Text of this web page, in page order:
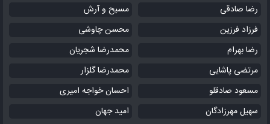
رضا صادقی
مسیح و آرش
فرزاد فرزین
محسن چاوشی
رضا بهرام
محمدرضا شجریان
مرتضی پاشایی
محمدرضا گلزار
مسعود صادقلو
احسان خواجه امیری
سهیل مهرزادگان
امید جهان